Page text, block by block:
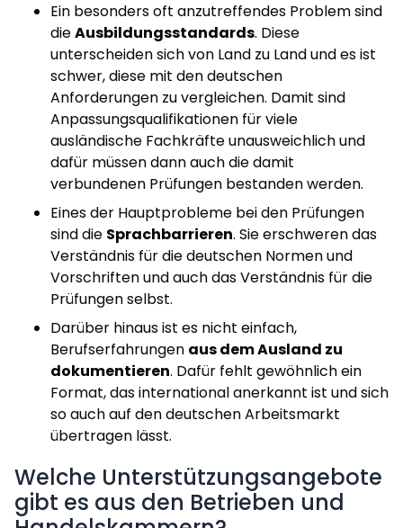
Ein besonders oft anzutreffendes Problem sind
dieAusbildungsstandards. Diese
unterscheiden sich von Land zu Land und es ist
schwer, diese mit den deutschen
Anforderungen zu vergleichen. Damit sind
Anpassungsqualifikationen für viele
ausländische Fachkräfte unausweichlich und
dafür müssen dann auch die damit
verbundenen Prüfungen bestanden werden.
Eines der Hauptprobleme bei den Prüfungen
sind die Sprachbarrieren. Sie erschweren das
Verständnis für die deutschen Normen und
Vorschriften und auch das Verständnis für die
Prüfungen selbst.
Darüber hinaus ist es nicht einfach,
Berufserfahrungen aus dem Ausland zu
dokumentieren. Dafür fehlt gewöhnlich ein
Format, das international anerkannt ist und sich
so auch auf den deutschen Arbeitsmarkt
übertragen lässt.
Welche Unterstützungsangebote
gibt es aus den Betrieben und